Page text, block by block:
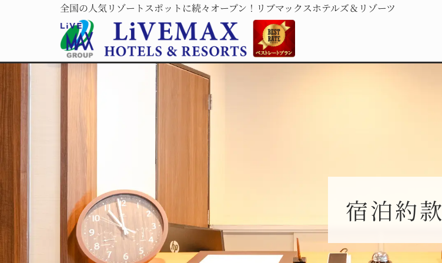
全国の人気リゾートスポットに続々オープン！リブマックスホテルズ＆リゾーツ
宿泊約款